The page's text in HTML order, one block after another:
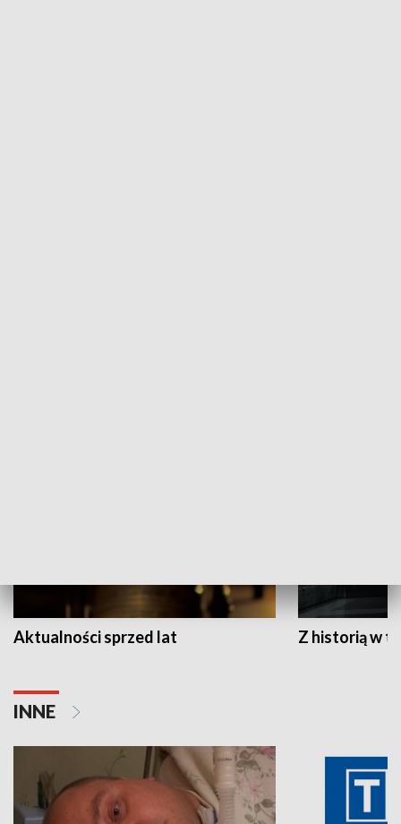
Aktualności sprzed lat Z historią w
INNE